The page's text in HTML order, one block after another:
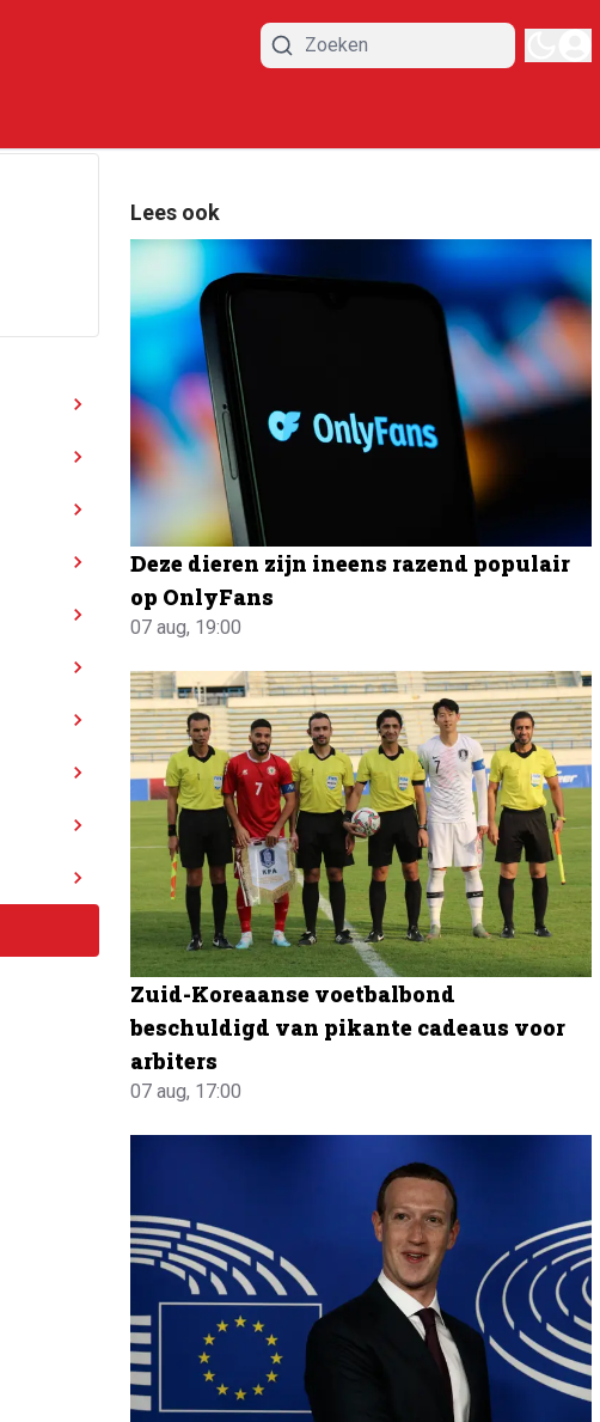
Lees ook
Deze dieren zijn ineens razend populair
op OnlyFans
07 aug, 19:00
Zuid-Koreaanse voetbalbond
beschuldigd van pikante cadeaus voor
arbiters
07 aug, 17:00